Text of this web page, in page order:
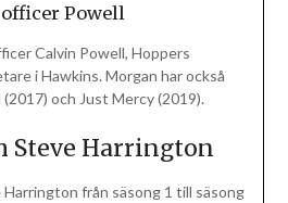
Powell
Calvin Powell, Hoppers
i Hawkins. Morgan har också
och Just Mercy (2019).
Steve Harrington
Harrington från säsong 1 till säsong